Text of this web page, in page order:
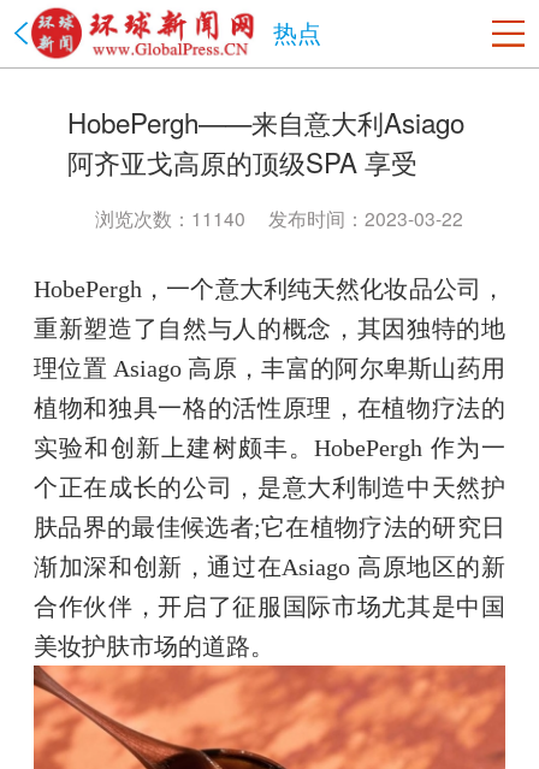
热点
洛杉矶 旧金山 沙加缅度 热点 纽约
上海市 天津市 重庆市 河北省
山西省
福建省
江西省 山东省 河南省 湖北省
湖南省
广东省
海南省 贵州省 云南省 陕西省
甘肃省
青海省
台湾省 内蒙古 西藏 宁夏 新疆 香港
澳门
四川省
政法网事 海南省 书画频道
HobePergh——来自意大利Asiago
阿齐亚戈高原的顶级SPA 享受
浏览次数：11140 发布时间：2023-03-22
HobePergh，一个意大利纯天然化妆品公司，
重新塑造了自然与人的概念，其因独特的地
理位置 Asiago 高原，丰富的阿尔卑斯山药用
植物和独具一格的活性原理，在植物疗法的
实验和创新上建树颇丰。HobePergh 作为一
个正在成长的公司，是意大利制造中天然护
肤品界的最佳候选者;它在植物疗法的研究日
渐加深和创新，通过在Asiago 高原地区的新
合作伙伴，开启了征服国际市场尤其是中国
美妆护肤市场的道路。